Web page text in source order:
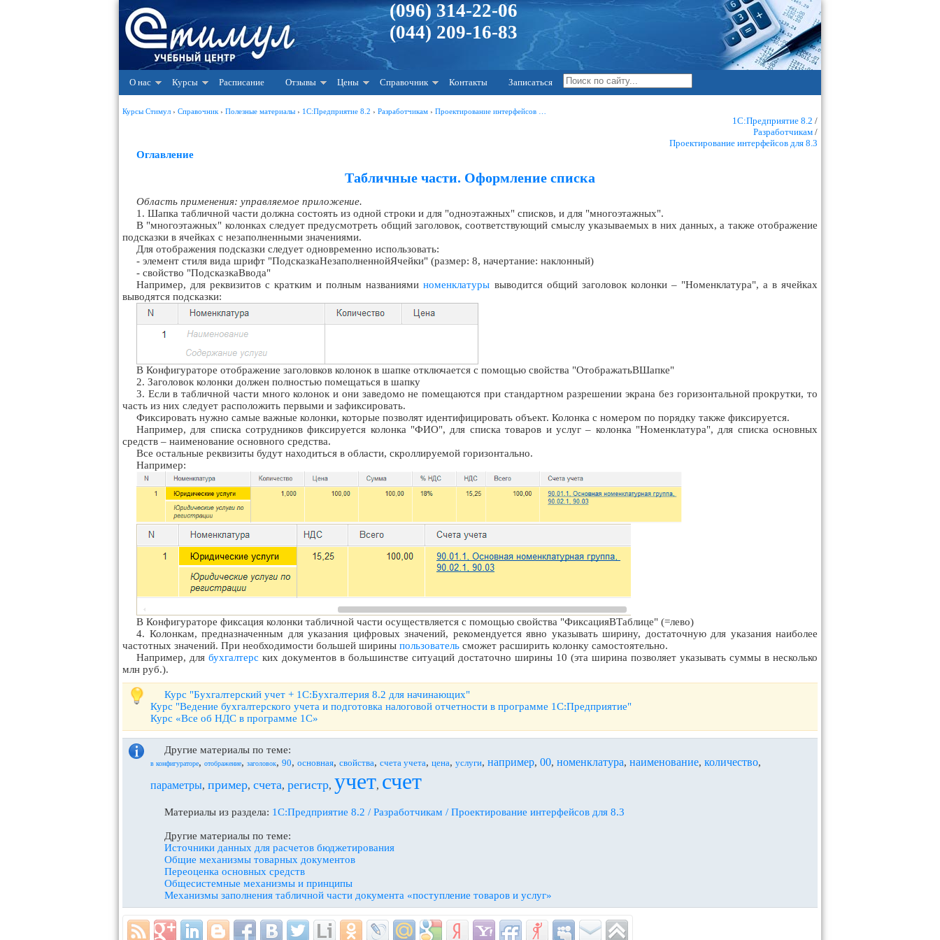
(096) 314-22-06
(044) 209-16-83
О нас Курсы Расписание Отзывы Цены Справочник Контакты Записаться
Курсы Стимул › Справочник › Полезные материалы › 1С:Предприятие 8.2 › Разработчикам › Проектирование интерфейсов …
1С:Предприятие 8.2 /
Разработчикам /
Проектирование интерфейсов для 8.3
Оглавление
Табличные части. Оформление списка
Область применения: управляемое приложение.
1. Шапка табличной части должна состоять из одной строки и для "одноэтажных" списков, и для "многоэтажных".
В "многоэтажных" колонках следует предусмотреть общий заголовок, соответствующий смыслу указываемых в них данных, а также отображение
подсказки в ячейках с незаполненными значениями.
Для отображения подсказки следует одновременно использовать:
- элемент стиля вида шрифт "ПодсказкаНезаполненнойЯчейки" (размер: 8, начертание: наклонный)
- свойство "ПодсказкаВвода"
Например, для реквизитов с кратким и полным названияминоменклатуры выводится общий заголовок колонки – "Номенклатура", а в ячейках
выводятся подсказки:
В Конфигураторе отображение заголовков колонок в шапке отключается с помощью свойства "ОтображатьВШапке"
2. Заголовок колонки должен полностью помещаться в шапку
3. Если в табличной части много колонок и они заведомо не помещаются при стандартном разрешении экрана без горизонтальной прокрутки, то
часть из них следует расположить первыми и зафиксировать.
Фиксировать нужно самые важные колонки, которые позволят идентифицировать объект. Колонка с номером по порядку также фиксируется.
Например, для списка сотрудников фиксируется колонка "ФИО", для списка товаров и услуг – колонка "Номенклатура", для списка основных
средств – наименование основного средства.
Все остальные реквизиты будут находиться в области, скроллируемой горизонтально.
Например:
В Конфигураторе фиксация колонки табличной части осуществляется с помощью свойства "ФиксацияВТаблице" (=лево)
4. Колонкам, предназначенным для указания цифровых значений, рекомендуется явно указывать ширину, достаточную для указания наиболее
частотных значений. При необходимости большей ширины пользователь сможет расширить колонку самостоятельно.
Например, для бухгалтерс ких документов в большинстве ситуаций достаточно ширины 10 (эта ширина позволяет указывать суммы в несколько
млн руб.).
Курс "Бухгалтерский учет + 1С:Бухгалтерия 8.2 для начинающих"
Курс "Ведение бухгалтерского учета и подготовка налоговой отчетности в программе 1С:Предприятие"
Курс «Все об НДС в программе 1С»
Другие материалы по теме:
в конфигураторе, отображение, заголовок, 90, основная, свойства, счета учета, цена, услуги, например, 00, номенклатура, наименование, количество,
параметры, пример, счета, регистр, учет, счет
Материалы из раздела: 1С:Предприятие 8.2 / Разработчикам / Проектирование интерфейсов для 8.3
Другие материалы по теме:
Источники данных для расчетов бюджетирования
Общие механизмы товарных документов
Переоценка основных средств
Общесистемные механизмы и принципы
Механизмы заполнения табличной части документа «поступление товаров и услуг»